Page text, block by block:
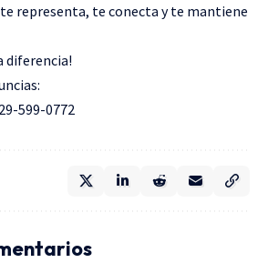
representa, te conecta y te mantiene
diferencia!
599-0772